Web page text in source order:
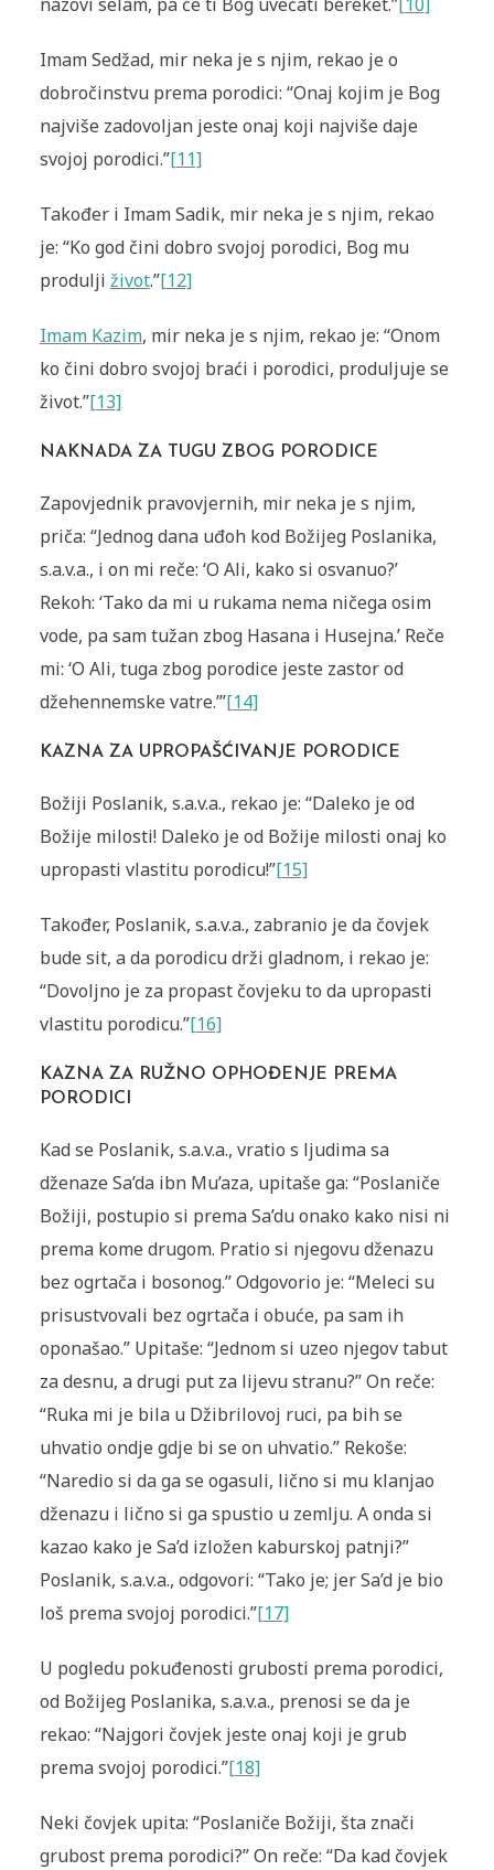
Imam Sedžad, mir neka je s njim, rekao je o
dobročinstvu prema porodici: “Onaj kojim je Bog
najviše zadovoljan jeste onaj koji najviše daje
svojoj porodici.”[11]
Također i Imam Sadik, mir neka je s njim, rekao
je: “Ko god čini dobro svojoj porodici, Bog mu
produlji život.”[12]
Imam Kazim, mir neka je s njim, rekao je: “Onom
ko čini dobro svojoj braći i porodici, produljuje se
život.”[13]
NAKNADA ZA TUGU ZBOG PORODICE
Zapovjednik pravovjernih, mir neka je s njim,
priča: “Jednog dana uđoh kod Božijeg Poslanika,
s.a.v.a., i on mi reče: ‘O Ali, kako si osvanuo?’
Rekoh: ‘Tako da mi u rukama nema ničega osim
vode, pa sam tužan zbog Hasana i Husejna.’ Reče
mi: ‘O Ali, tuga zbog porodice jeste zastor od
džehennemske vatre.’”[14]
KAZNA ZA UPROPAŠĆIVANJE PORODICE
Božiji Poslanik, s.a.v.a., rekao je: “Daleko je od
Božije milosti! Daleko je od Božije milosti onaj ko
upropasti vlastitu porodicu!”[15]
Također, Poslanik, s.a.v.a., zabranio je da čovjek
bude sit, a da porodicu drži gladnom, i rekao je:
“Dovoljno je za propast čovjeku to da upropasti
vlastitu porodicu.”[16]
KAZNA ZA RUŽNO OPHOĐENJE PREMA
PORODICI
Kad se Poslanik, s.a.v.a., vratio s ljudima sa
dženaze Sa’da ibn Mu’aza, upitaše ga: “Poslaniče
Božiji, postupio si prema Sa’du onako kako nisi ni
prema kome drugom. Pratio si njegovu dženazu
bez ogrtača i bosonog.” Odgovorio je: “Meleci su
prisustvovali bez ogrtača i obuće, pa sam ih
oponašao.” Upitaše: “Jednom si uzeo njegov tabut
za desnu, a drugi put za lijevu stranu?” On reče:
“Ruka mi je bila u Džibrilovoj ruci, pa bih se
uhvatio ondje gdje bi se on uhvatio.” Rekoše:
“Naredio si da ga se ogasuli, lično si mu klanjao
dženazu i lično si ga spustio u zemlju. A onda si
kazao kako je Sa’d izložen kaburskoj patnji?”
Poslanik, s.a.v.a., odgovori: “Tako je; jer Sa’d je bio
loš prema svojoj porodici.”[17]
U pogledu pokuđenosti grubosti prema porodici,
od Božijeg Poslanika, s.a.v.a., prenosi se da je
rekao: “Najgori čovjek jeste onaj koji je grub
prema svojoj porodici.”[18]
Neki čovjek upita: “Poslaniče Božiji, šta znači
grubost prema porodici?” On reče: “Da kad čovjek